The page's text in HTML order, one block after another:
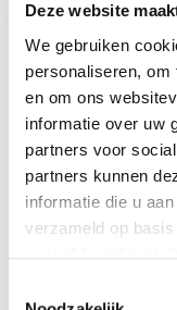
Deze website
We gebruiken
personaliseren,
en om ons
informatie over uw
partners voor
partners kunnen
informatie die u
verzameld op
Expositie
Een vernieuwende
in Museum Weesp:
het eeuwenoude